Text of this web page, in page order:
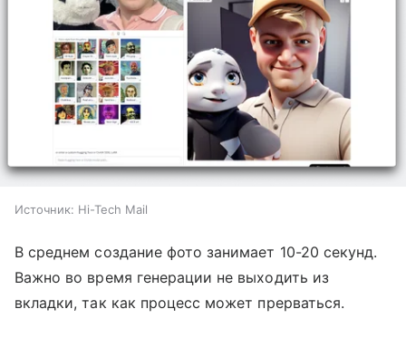
Источник: Hi-Tech Mail
В среднем создание фото занимает 10-20 секунд.
Важно во время генерации не выходить из
вкладки, так как процесс может прерваться.